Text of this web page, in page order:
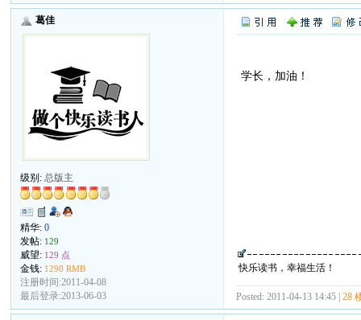
葛佳
级别: 总版主
精华:0
发帖: 129
威望: 129 点
金钱: 1290 RMB
注册时间:2011-04-08
最后登录:2013-06-03
学长，加油！
快乐读书，幸福生活！
Posted: 2011-04-13 14:45 |28